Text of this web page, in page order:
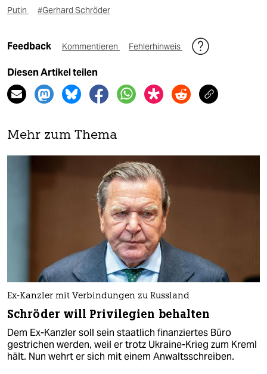
Putin
#Gerhard Schröder
Feedback Kommentieren Fehlerhinweis
Diesen Artikel teilen
Mehr zum Thema
Ex-Kanzler mit Verbindungen zu Russland
Schröder will Privilegien behalten
Dem Ex-Kanzler soll sein staatlich finanziertes Büro
gestrichen werden, weil er trotz Ukraine-Krieg zum Kreml
hält. Nun wehrt er sich mit einem Anwaltsschreiben.